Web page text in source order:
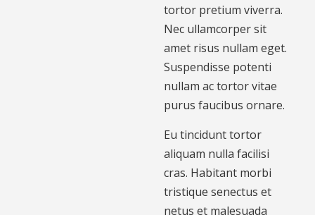
tortor pretium viverra.
Nec ullamcorper sit
amet risus nullam eget.
Suspendisse potenti
nullam ac tortor vitae
purus faucibus ornare.
Eu tincidunt tortor
aliquam nulla facilisi
cras. Habitant morbi
tristique senectus et
netus et malesuada